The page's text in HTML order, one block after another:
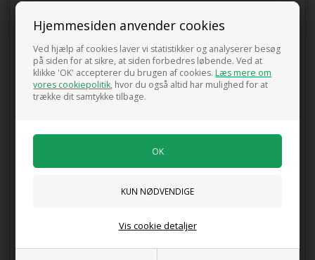
Hjemmesiden anvender cookies
Ved hjælp af cookies laver vi statistikker og analyserer besøg
på siden for at sikre, at siden forbedres løbende. Ved at
klikke 'OK' accepterer du brugen af cookies.Læs mere om
vores cookiepolitik, hvor du også altid har mulighed for at
trække dit samtykke tilbage.
Vis cookie detaljer